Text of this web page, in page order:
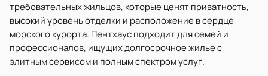
требовательных жильцов, которые ценят приватность,
высокий уровень отделки и расположение в сердце
морского курорта. Пентхаус подходит для семей и
профессионалов, ищущих долгосрочное жилье с
элитным сервисом и полным спектром услуг.